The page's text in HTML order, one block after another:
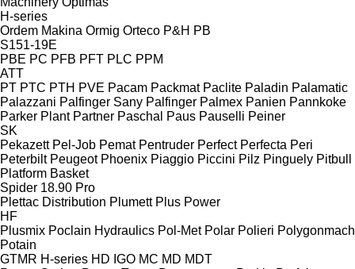
H-series
Ordem Makina Ormig Orteco P&H PB
S151-19E
PBE PC PFB PFT PLC PPM
ATT
PT PTC PTH PVE Pacam Packmat Paclite Paladin Palamatic
Palazzani Palfinger Sany Palfinger Palmex Panien Pannkoke
Parker Plant Partner Paschal Paus Pauselli Peiner
SK
Pekazett Pel-Job Pemat Pentruder Perfect Perfecta Peri
Peterbilt Peugeot Phoenix Piaggio Piccini Pilz Pinguely Pitbull
Platform Basket
Spider 18.90 Pro
Plettac Distribution Plumett Plus Power
HF
Plusmix Poclain Hydraulics Pol-Met Polar Polieri Polygonmach
Potain
GTMR H-series HD IGO MC MD MDT